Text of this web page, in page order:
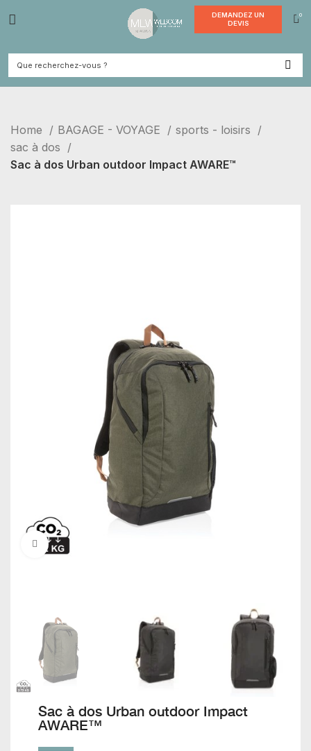
Home BAGAGE - VOYAGE
sports - loisirs
sac à dos
Sac à dos Urban outdoor Impact AWARE™
Click to enlarge
Sac à dos Urban outdoor Impact
AWARE™